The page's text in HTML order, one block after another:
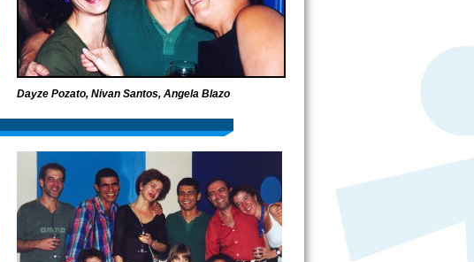
Dayze Pozato, Nivan Santos, Angela Blazo